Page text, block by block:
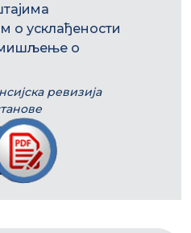
о усклађености
о
ревизија